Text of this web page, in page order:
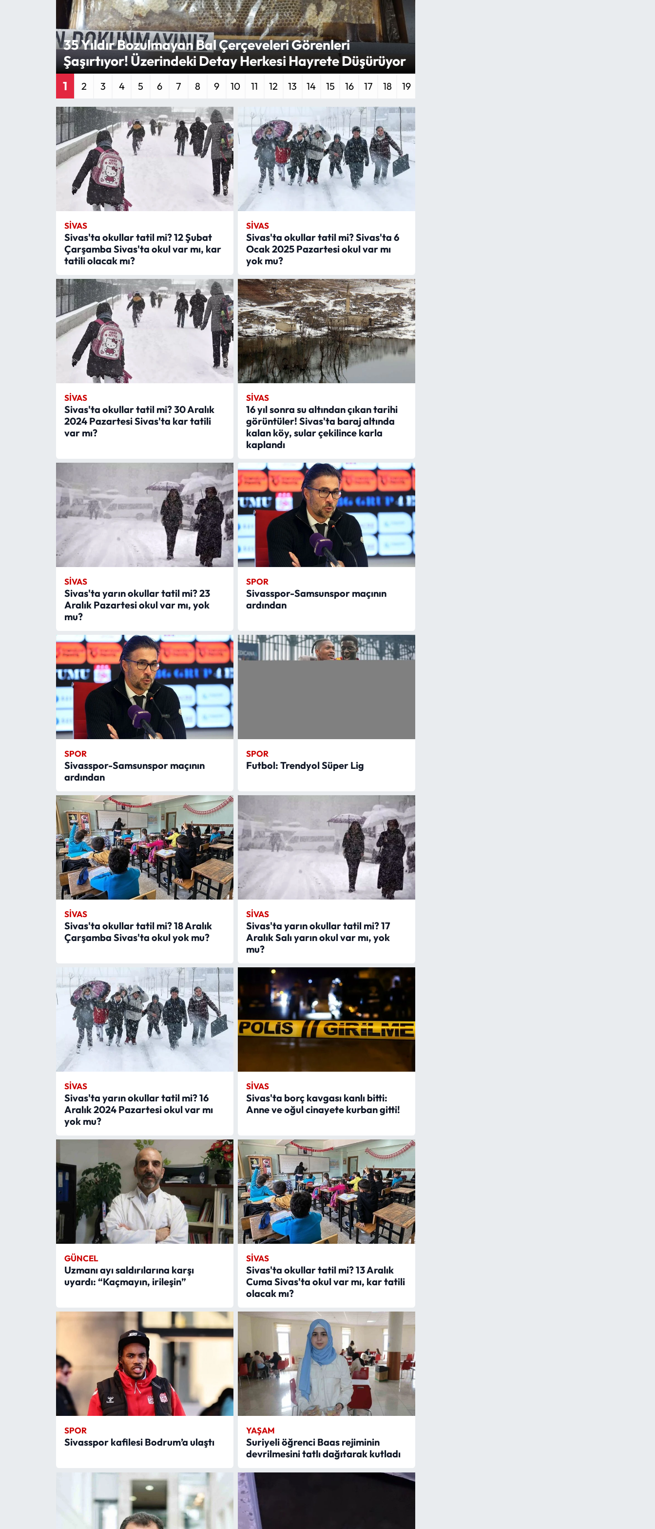
35 Yıldır Bozulmayan Bal Çerçeveleri Görenleri
Şaşırtıyor! Üzerindeki Detay Herkesi Hayrete Düşürüyor
1 2 3 4 5 6 7 8 9 10 11 12 13 14 15 16 17 18 19
SIVAS
Sivas'ta okullar tatil mi? 12 Şubat
Çarşamba Sivas'ta okul var mı, kar
tatili olacak mı?
SIVAS
Sivas'ta okullar tatil mi? Sivas'ta 6
Ocak 2025 Pazartesi okul var mı
yok mu?
SIVAS
Sivas'ta okullar tatil mi? 30 Aralık
2024 Pazartesi Sivas'ta kar tatili
var mı?
SIVAS
16 yıl sonra su altından çıkan tarihi
görüntüler! Sivas'ta baraj altında
kalan köy, sular çekilince karla
kaplandı
SIVAS
Sivas'ta yarın okullar tatil mi? 23
Aralık Pazartesi okul var mı, yok
mu?
SPOR
Sivasspor-Samsunspor maçının
ardından
SPOR
Sivasspor-Samsunspor maçının
ardından
SPOR
Futbol: Trendyol Süper Lig
SIVAS
Sivas'ta okullar tatil mi? 18 Aralık
Çarşamba Sivas'ta okul yok mu?
SIVAS
Sivas'ta yarın okullar tatil mi? 17
Aralık Salı yarın okul var mı, yok
mu?
SIVAS
Sivas'ta yarın okullar tatil mi? 16
Aralık 2024 Pazartesi okul var mı
yok mu?
SIVAS
Sivas'ta borç kavgası kanlı bitti:
Anne ve oğul cinayete kurban gitti!
GÜNCEL
Uzmanı ayı saldırılarına karşı
uyardı: “Kaçmayın, irileşin”
SIVAS
Sivas'ta okullar tatil mi? 13 Aralık
Cuma Sivas'ta okul var mı, kar tatili
olacak mı?
SPOR
Sivasspor kafilesi Bodrum’a ulaştı
YAŞAM
Suriyeli öğrenci Baas rejiminin
devrilmesini tatlı dağıtarak kutladı
Ekonomi
İskilip Haberleri
Kargı Haberleri
Kimdir?
Kültür Sanat
Laçin Haberleri
Mecitözü Haberleri
Oğuzlar Haberleri
Ortaköy Haberleri
Osmancık Haberleri
Otomotiv
Resmi Reklam
Sungurlu Haberleri
Uğurludağ Haberleri
Yayla Haber
Yemek Tarifleri
Yerel Haberler